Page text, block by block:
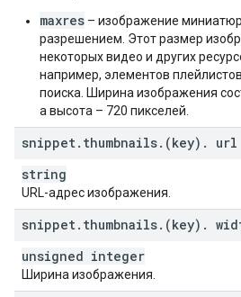
maxres – изображение
разрешением. Этот размер
некоторых видео и других
например, элементов
поиска. Ширина изображения
а высота – 720 пикселей.
snippet. thumbnails. (key) .
url
string
URL-адрес изображения.
snippet. thumbnails. (key) .
unsigned integer
Ширина изображения.